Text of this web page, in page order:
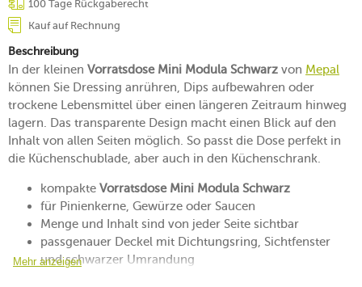
100 Tage Rückgaberecht
Kauf auf Rechnung
Beschreibung
In der kleinen Vorratsdose Mini Modula Schwarz von Mepal
können Sie Dressing anrühren, Dips aufbewahren oder
trockene Lebensmittel über einen längeren Zeitraum hinweg
lagern. Das transparente Design macht einen Blick auf den
Inhalt von allen Seiten möglich. So passt die Dose perfekt in
die Küchenschublade, aber auch in den Küchenschrank.
kompakte Vorratsdose Mini Modula Schwarz
für Pinienkerne, Gewürze oder Saucen
Menge und Inhalt sind von jeder Seite sichtbar
passgenauer Deckel mit Dichtungsring, Sichtfenster
und schwarzer Umrandung
Mehr anzeigen